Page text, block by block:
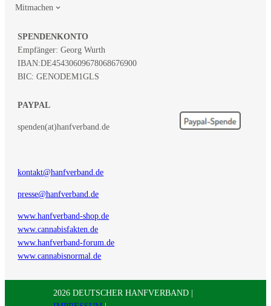
Mitmachen
SPENDENKONTO
Empfänger: Georg Wurth
IBAN:DE45430609678068676900
BIC: GENODEM1GLS
PAYPAL
spenden(at)hanfverband.de
kontakt@hanfverband.de
presse@hanfverband.de
www.hanfverband-shop.de
www.cannabisfakten.de
www.hanfverband-forum.de
www.cannabisnormal.de
2026 DEUTSCHER HANFVERBAND |